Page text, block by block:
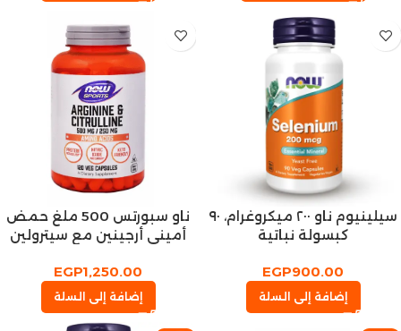
سيلينيوم ناو ٢٠٠ ميكروغرام، ٩٠
كبسولة نباتية
EGP900.00
إضافة إلى السلة
ناو سبورتس 500 ملغ حمض
أميني أرجينين مع سيترولين
EGP1,250.00
إضافة إلى السلة